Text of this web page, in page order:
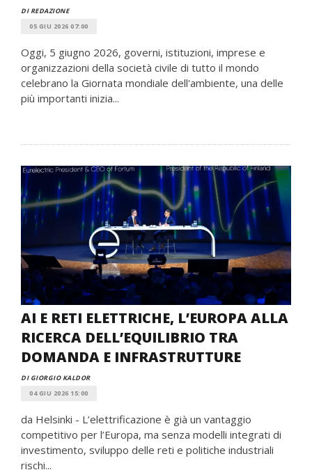
DI REDAZIONE
05 GIU 2026 07:00
Oggi, 5 giugno 2026, governi, istituzioni, imprese e
organizzazioni della società civile di tutto il mondo
celebrano la Giornata mondiale dell'ambiente, una delle
più importanti inizia...
AI E RETI ELETTRICHE, L’EUROPA ALLA
RICERCA DELL’EQUILIBRIO TRA
DOMANDA E INFRASTRUTTURE
DI GIORGIO KALDOR
04 GIU 2026 15:00
da Helsinki - L’elettrificazione è già un vantaggio
competitivo per l’Europa, ma senza modelli integrati di
investimento, sviluppo delle reti e politiche industriali
rischi...